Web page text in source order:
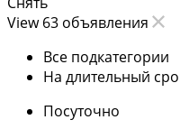
View 63 объявления
Все подкатегории
На длительный
Посуточно